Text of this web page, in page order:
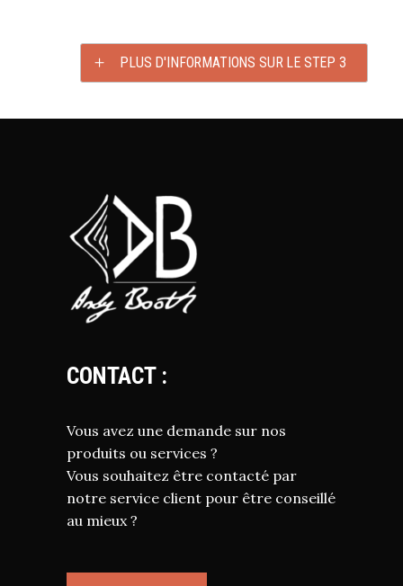
PLUS D'INFORMATIONS SUR LE STEP 3
CONTACT :
Vous avez une demande sur nos
produits ou services ?
Vous souhaitez être contacté par
notre service client pour être conseillé
au mieux ?